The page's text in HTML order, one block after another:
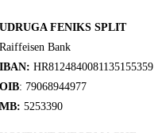
UDRUGA FENIKS SPLIT
Raiffeisen Bank
IBAN: HR8124840081135155359
OIB: 79068944977
MB: 5253390